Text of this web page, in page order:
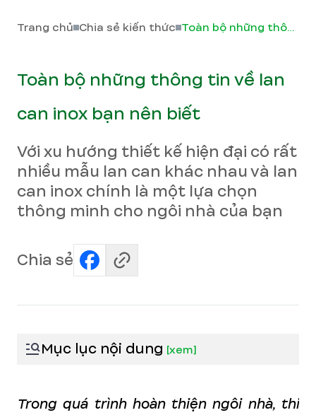
Trang chủ Chia sẻ kiến thức Toàn bộ những thông tin về lan can inox bạn nên biết
Toàn bộ những thông tin về lan
can inox bạn nên biết
Với xu hướng thiết kế hiện đại có rất
nhiều mẫu lan can khác nhau và lan
can inox chính là một lựa chọn
thông minh cho ngôi nhà của bạn
Chia sẻ
Mục lục nội dung [xem]
Trong quá trình hoàn thiện ngôi nhà, thi